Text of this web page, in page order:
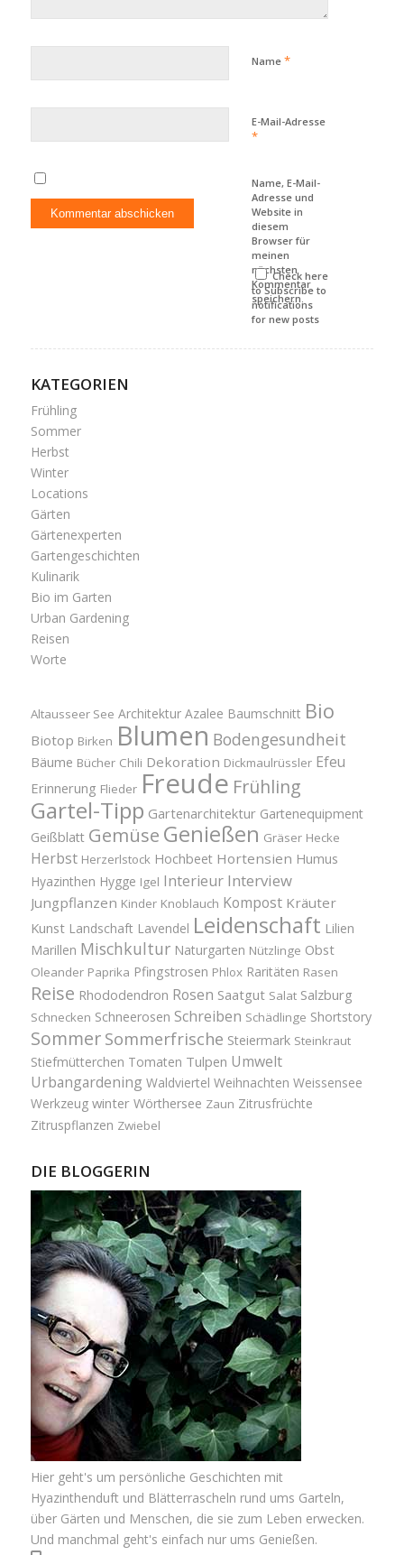
Name *
E-Mail-Adresse
*
Name, E-Mail-
Adresse und
Website in
diesem
Browser für
meinen
nächsten
Kommentar
speichern.
Check here
to Subscribe to
notifications
for new posts
KATEGORIEN
Frühling
Sommer
Herbst
Winter
Locations
Gärten
Gärtenexperten
Gartengeschichten
Kulinarik
Bio im Garten
Urban Gardening
Reisen
Worte
Altausseer See Architektur Azalee Baumschnitt Bio
Biotop Birken Blumen Bodengesundheit
Bäume Bücher Chili Dekoration Dickmaulrüssler Efeu
Erinnerung Flieder Freude Frühling
Gartel-Tipp Gartenarchitektur Gartenequipment
Geißblatt Gemüse Genießen Gräser Hecke
Herbst Herzerlstock Hochbeet Hortensien Humus
Hyazinthen Hygge Igel Interieur Interview
Jungpflanzen Kinder Knoblauch Kompost Kräuter
Kunst Landschaft Lavendel Leidenschaft Lilien
Marillen Mischkultur Naturgarten Nützlinge Obst
Oleander Paprika Pfingstrosen Phlox Raritäten Rasen
Reise Rhododendron Rosen Saatgut Salat Salzburg
Schnecken Schneerosen Schreiben Schädlinge Shortstory
Sommer Sommerfrische Steiermark Steinkraut
Stiefmütterchen Tomaten Tulpen Umwelt
Urbangardening Waldviertel Weihnachten Weissensee
Werkzeug winter Wörthersee Zaun Zitrusfrüchte
Zitruspflanzen Zwiebel
DIE BLOGGERIN
Hier geht's um persönliche Geschichten mit
Hyazinthenduft und Blätterrascheln rund ums Garteln,
über Gärten und Menschen, die sie zum Leben erwecken.
Und manchmal geht's einfach nur ums Genießen.